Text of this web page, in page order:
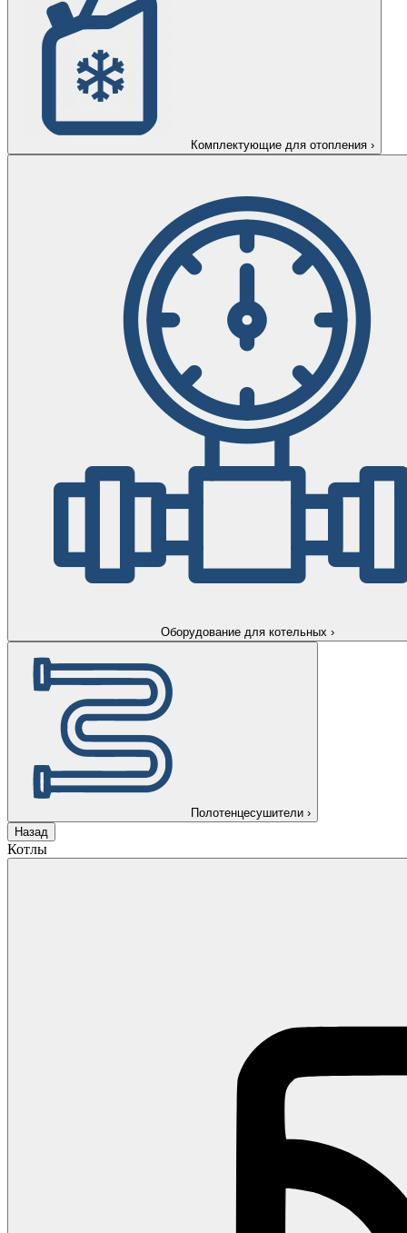
Комплектующие для отопления ›
Оборудование для котельных ›
Полотенцесушители ›
Назад
Котлы